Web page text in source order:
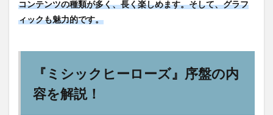
コンテンツの種類が多く、長く楽しめます。そして、グラフ
ィックも魅力的です。
『ミシックヒーローズ』序盤の内
容を解説！